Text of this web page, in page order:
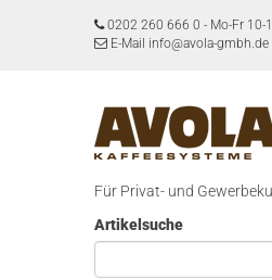
0202 260 666 0 - Mo-Fr 10-
E-Mail info@avola-gmbh.de
Für Privat- und
Artikelsuche